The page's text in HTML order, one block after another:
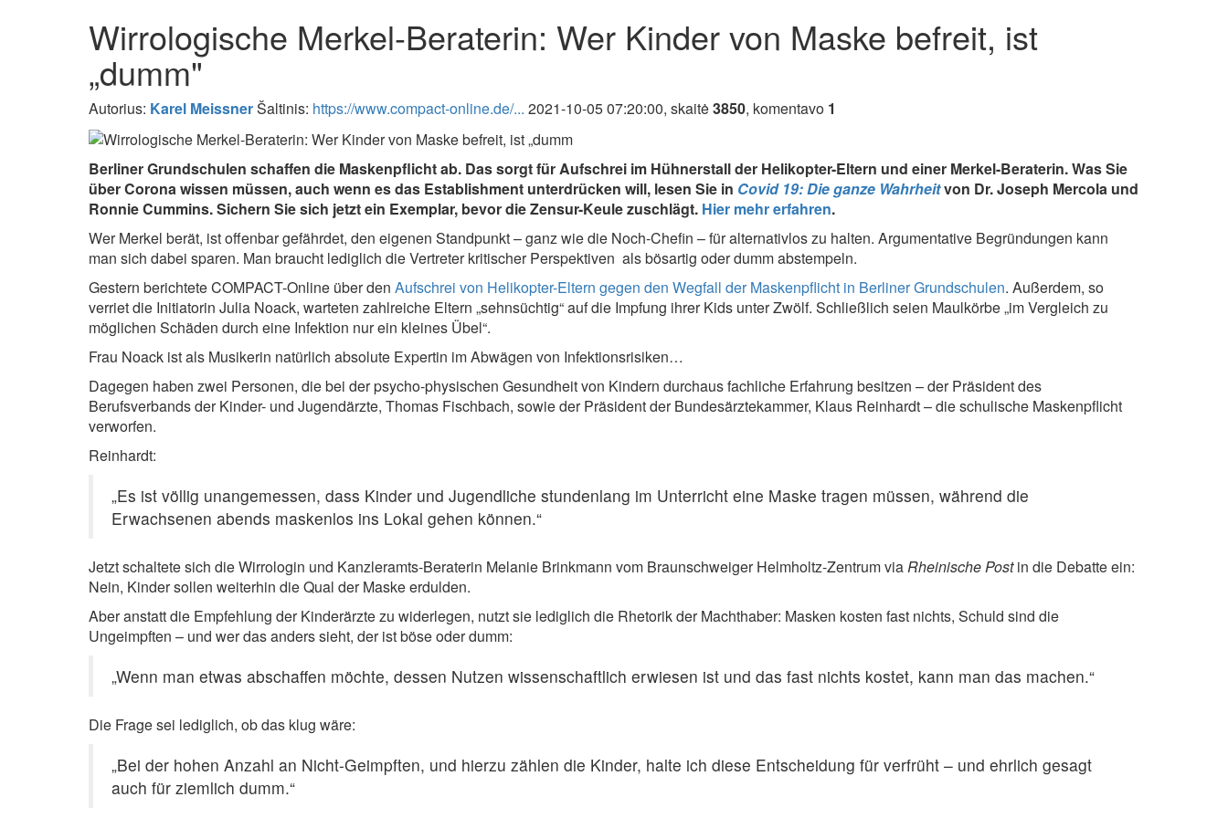
Wirrologische Merkel-Beraterin: Wer Kinder von Maske befreit, ist
„dumm"
Autorius: Karel MeissnerŠaltinis: https://www.compact-online.de/... 2021-10-05 07:20:00, skaitė3850, komentavo 1
Berliner Grundschulen schaffen die Maskenpflicht ab. Das sorgt für Aufschrei im Hühnerstall der Helikopter-Eltern und einer Merkel-Beraterin. Was Sie
über Corona wissen müssen, auch wenn es das Establishment unterdrücken will, lesen Sie in Covid 19: Die ganze Wahrheitvon Dr. Joseph Mercola und
Ronnie Cummins. Sichern Sie sich jetzt ein Exemplar, bevor die Zensur-Keule zuschlägt. Hier mehr erfahren.
Wer Merkel berät, ist offenbar gefährdet, den eigenen Standpunkt – ganz wie die Noch-Chefin – für alternativlos zu halten. Argumentative Begründungen kann
man sich dabei sparen. Man braucht lediglich die Vertreter kritischer Perspektiven als bösartig oder dumm abstempeln.
Gestern berichtete COMPACT-Online über den Aufschrei von Helikopter-Eltern gegen den Wegfall der Maskenpflicht in Berliner Grundschulen. Außerdem, so
verriet die Initiatorin Julia Noack, warteten zahlreiche Eltern „sehnsüchtig“ auf die Impfung ihrer Kids unter Zwölf. Schließlich seien Maulkörbe „im Vergleich zu
möglichen Schäden durch eine Infektion nur ein kleines Übel“.
Frau Noack ist als Musikerin natürlich absolute Expertin im Abwägen von Infektionsrisiken…
Dagegen haben zwei Personen, die bei der psycho-physischen Gesundheit von Kindern durchaus fachliche Erfahrung besitzen – der Präsident des
Berufsverbands der Kinder- und Jugendärzte, Thomas Fischbach, sowie der Präsident der Bundesärztekammer, Klaus Reinhardt – die schulische Maskenpflicht
verworfen.
Reinhardt:
„Es ist völlig unangemessen, dass Kinder und Jugendliche stundenlang im Unterricht eine Maske tragen müssen, während die
Erwachsenen abends maskenlos ins Lokal gehen können.“
Jetzt schaltete sich die Wirrologin und Kanzleramts-Beraterin Melanie Brinkmann vom Braunschweiger Helmholtz-Zentrum viaRheinische Postin die Debatte ein:
Nein, Kinder sollen weiterhin die Qual der Maske erdulden.
Aber anstatt die Empfehlung der Kinderärzte zu widerlegen, nutzt sie lediglich die Rhetorik der Machthaber: Masken kosten fast nichts, Schuld sind die
Ungeimpften – und wer das anders sieht, der ist böse oder dumm:
„Wenn man etwas abschaffen möchte, dessen Nutzen wissenschaftlich erwiesen ist und das fast nichts kostet, kann man das machen.“
Die Frage sei lediglich, ob das klug wäre:
„Bei der hohen Anzahl an Nicht-Geimpften, und hierzu zählen die Kinder, halte ich diese Entscheidung für verfrüht – und ehrlich gesagt
auch für ziemlich dumm.“